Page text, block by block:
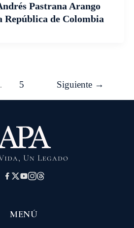
Pastrana Arango
República de Colombia
5 Siguiente →
Un Legado
MENÚ